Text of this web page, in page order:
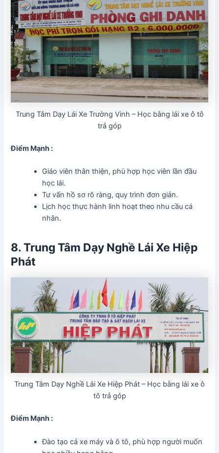
Trung Tâm Dạy Lái Xe Trường Vinh – Học bằng lái xe ô tô
trả góp
Điểm Mạnh :
Giáo viên thân thiện, phù hợp học viên lần đầu
học lái.
Tư vấn hồ sơ rõ ràng, quy trình đơn giản.
Lịch học thực hành linh hoạt theo nhu cầu cá
nhân.
8. Trung Tâm Dạy Nghề Lái Xe Hiệp
Phát
Trung Tâm Dạy Nghề Lái Xe Hiệp Phát – Học bằng lái xe ô
tô trả góp
Điểm Mạnh :
Đào tạo cả xe máy và ô tô, phù hợp người muốn